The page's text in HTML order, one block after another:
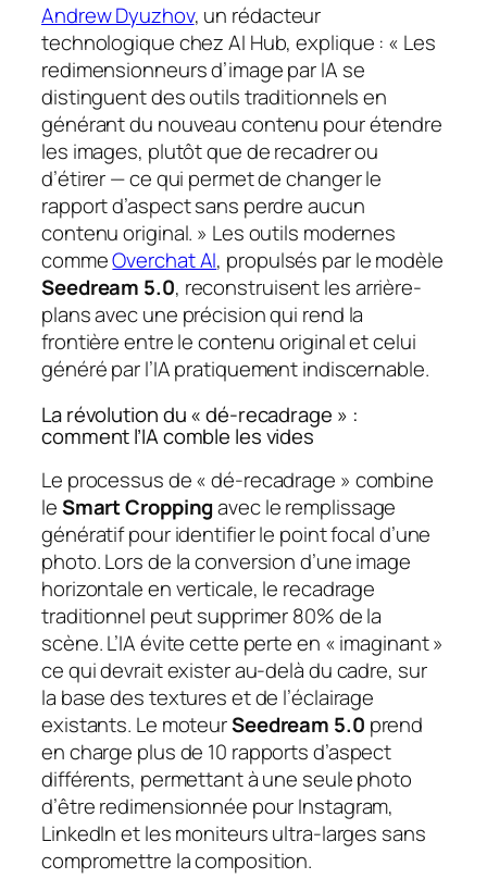
Andrew Dyuzhov, un rédacteur
technologique chez AI Hub, explique : « Les
redimensionneurs d’image par IA se
distinguent des outils traditionnels en
générant du nouveau contenu pour étendre
les images, plutôt que de recadrer ou
d’étirer — ce qui permet de changer le
rapport d’aspect sans perdre aucun
contenu original. » Les outils modernes
commeOverchat AI, propulsés par le modèle
Seedream 5.0, reconstruisent les arrière-
plans avec une précision qui rend la
frontière entre le contenu original et celui
généré par l’IA pratiquement indiscernable.
La révolution du « dé-recadrage » :
comment l’IA comble les vides
Le processus de « dé-recadrage » combine
leSmart Croppingavec le remplissage
génératif pour identifier le point focal d’une
photo. Lors de la conversion d’une image
horizontale en verticale, le recadrage
traditionnel peut supprimer 80% de la
scène. L’IA évite cette perte en « imaginant »
ce qui devrait exister au-delà du cadre, sur
la base des textures et de l’éclairage
existants. Le moteurSeedream 5.0 prend
en charge plus de 10 rapports d’aspect
différents, permettant à une seule photo
d’être redimensionnée pour Instagram,
LinkedIn et les moniteurs ultra-larges sans
compromettre la composition.